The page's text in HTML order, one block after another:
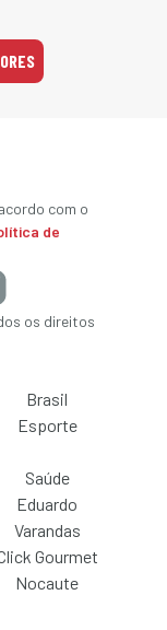
com o
de
os direitos
Brasil
Esporte
Saúde
Eduardo
Varandas
Gourmet
Nocaute